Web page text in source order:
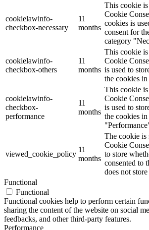
cookielawinfo-
checkbox-necessary
11
months
This cookie
Cookie
cookies is
consent for
category
cookielawinfo-
checkbox-others
11
months
This cookie
Cookie
is used to
the cookies
cookielawinfo-
checkbox-
performance
11
months
This cookie
Cookie
is used to
the cookies
viewed_cookie_policy
11
months
The cookie is
Cookie
to store
consented to
does not
Functional
Functional
Functional cookies help to perform certain
sharing the content of the website on social
feedbacks, and other third-party features.
Performance